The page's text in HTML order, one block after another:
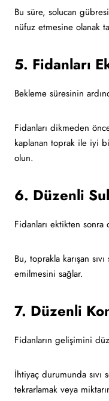
Bu süre, solucan
nüfuz etmesine olanak
5. Fidanları
Bekleme süresinin
Fidanları dikmeden
kaplanan toprak ile iyi
olun.
6. Düzenli
Fidanları ektikten sonra
Bu, toprakla karışan
emilmesini sağlar.
7. Düzenli
Fidanların gelişimini
İhtiyaç durumunda sıvı
tekrarlamak veya